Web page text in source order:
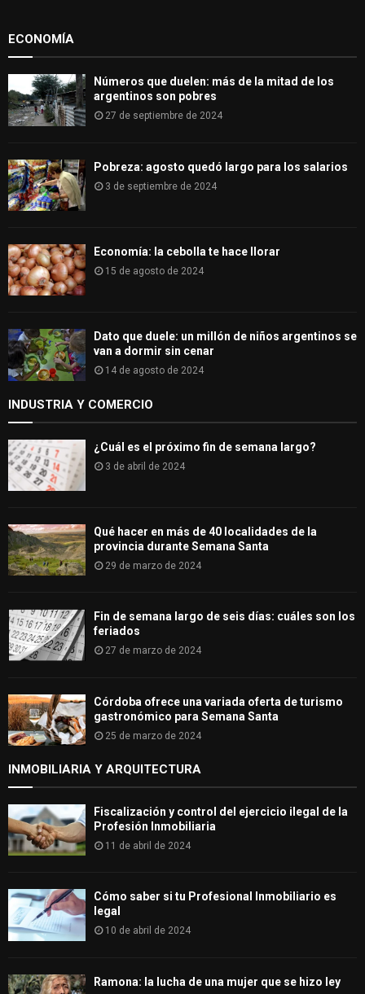
H
ECONOMÍA
Números que duelen: más de la mitad de los
argentinos son pobres
27 de septiembre de 2024
Pobreza: agosto quedó largo para los salarios
3 de septiembre de 2024
Economía: la cebolla te hace llorar
15 de agosto de 2024
Dato que duele: un millón de niños argentinos se
van a dormir sin cenar
14 de agosto de 2024
INDUSTRIA Y COMERCIO
¿Cuál es el próximo fin de semana largo?
3 de abril de 2024
Qué hacer en más de 40 localidades de la
provincia durante Semana Santa
29 de marzo de 2024
Fin de semana largo de seis días: cuáles son los
feriados
27 de marzo de 2024
Córdoba ofrece una variada oferta de turismo
gastronómico para Semana Santa
25 de marzo de 2024
INMOBILIARIA Y ARQUITECTURA
Fiscalización y control del ejercicio ilegal de la
Profesión Inmobiliaria
11 de abril de 2024
Cómo saber si tu Profesional Inmobiliario es
legal
10 de abril de 2024
Ramona: la lucha de una mujer que se hizo ley